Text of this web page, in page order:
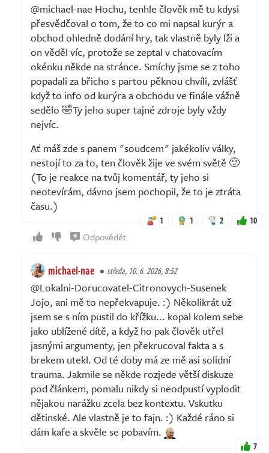
@michael-nae Hochu, tenhle člověk mě tu kdysi
přesvědčoval o tom, že to co mi napsal kurýr a
obchod ohledně dodání hry, tak vlastně byly lži a
on věděl víc, protože se zeptal v chatovacím
okénku někde na stránce. Smíchy jsme se z toho
popadali za břicho s partou pěknou chvíli, zvlášť
když to info od kurýra a obchodu ve finále vážně
sedělo 🤣Ty jeho super tajné zdroje byly vždy
nejvíc.
Ať máš zde s panem "soudcem" jakékoliv války,
nestojí to za to, ten člověk žije ve svém světě 🙂
(To je reakce na tvůj komentář, ty jeho si
neotevírám, dávno jsem pochopil, že to je ztráta
času.)
1 1 2 10
Odpovědět
michael-nae středa, 10. 6. 2026, 8:52
@Lokalni-Dorucovatel-Citronovych-Susenek
Jojo, ani mě to nepřekvapuje. :) Několikrát už
jsem se s ním pustil do křížku... kopal kolem sebe
jako ublížené dítě, a když ho pak člověk utřel
jasnými argumenty, jen překrucoval fakta a s
brekem utekl. Od té doby má ze mě asi solidní
trauma. Jakmile se někde rozjede větší diskuze
pod článkem, pomalu nikdy si neodpustí vyplodit
nějakou narážku zcela bez kontextu. Vskutku
dětinské. Ale vlastně je to fajn. :) Každé ráno si
dám kafe a skvěle se pobavím.
7